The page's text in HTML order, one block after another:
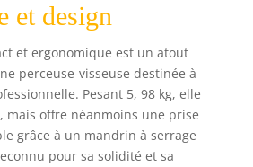
LED d’éclairage
assurant une
bonne visibilité
dans les endroits
sombres
AMPShare : Les
batteries et
chargeurs sont
et design
et ergonomique est un atout
perceuse-visseuse destinée à
Pesant 5, 98 kg, elle
mais offre néanmoins une prise
grâce à un mandrin à serrage
pour sa solidité et sa